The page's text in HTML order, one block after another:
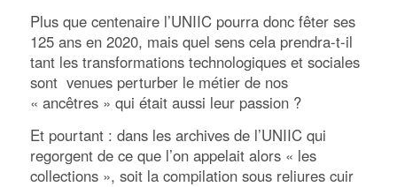
Plus que centenaire l’UNIIC pourra donc fêter ses
125 ans en 2020, mais quel sens cela prendra-t-il
tant les transformations technologiques et sociales
sont venues perturber le métier de nos
« ancêtres » qui était aussi leur passion ?
Et pourtant : dans les archives de l’UNIIC qui
regorgent de ce que l’on appelait alors « les
collections », soit la compilation sous reliures cuir